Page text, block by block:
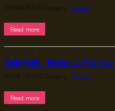
Lesson
Read more
令和7年度 第1回シニアストレ
Consul
Read more